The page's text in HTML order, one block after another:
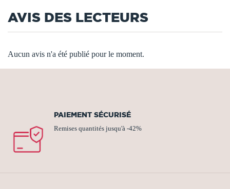
AVIS DES LECTEURS
Aucun avis n'a été publié pour le moment.
PAIEMENT SÉCURISÉ
Remises quantités jusqu'à -42%